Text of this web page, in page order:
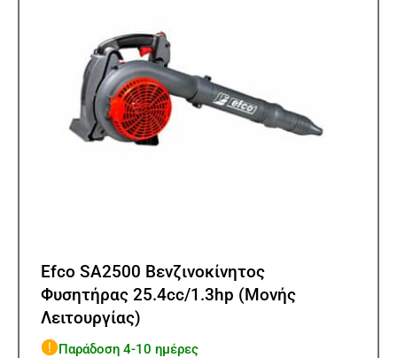
Efco SA2500 Βενζινοκίνητος
Φυσητήρας 25.4cc/1.3hp (Μονής
Λειτουργίας)
Παράδοση 4-10 ημέρες